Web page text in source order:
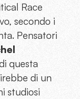
Race
secondo i
Pensatori
questa
di un
studiosi